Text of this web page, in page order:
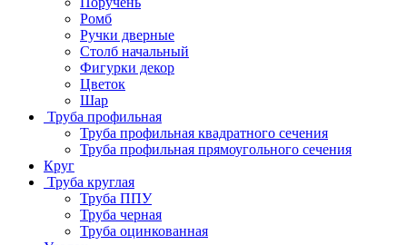
Ромб
Ручки дверные
Столб начальный
Фигурки декор
Цветок
Шар
Труба профильная
Труба профильная квадратного сечения
Труба профильная прямоугольного сечения
Круг
Труба круглая
Труба ППУ
Труба черная
Труба оцинкованная